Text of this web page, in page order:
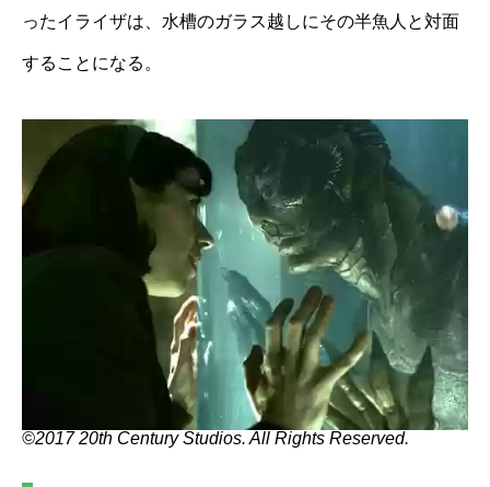
ったイライザは、水槽のガラス越しにその半魚人と対面
することになる。
©2017 20th Century Studios. All Rights Reserved.